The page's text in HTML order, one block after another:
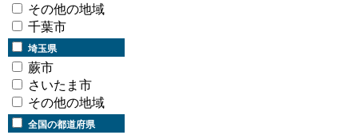
その他の地域
千葉市
埼玉県
蕨市
さいたま市
その他の地域
全国の都道府県